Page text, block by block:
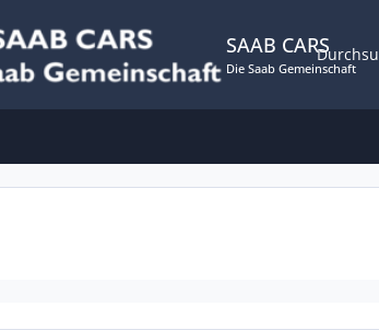
SAAB CARS
Die Saab Gemeinschaft